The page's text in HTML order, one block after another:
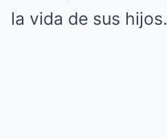
la vida de sus hijos.